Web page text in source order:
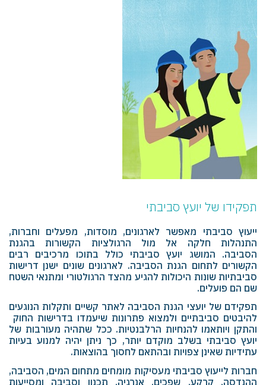
תפקידו של יועץ סביבתי
ייעוץ סביבתי מאפשר לארגונים, מוסדות, מפעלים וחברות,
התנהלות חלקה אל מול הרגולציות הקשורות בהגנת
הסביבה. המושג יועץ סביבתי כולל בתוכו מרכיבים רבים
הקשורים לתחום הגנת הסביבה. לארגונים שונים ישנן דרישות
סביבתיות שונות היכולות להגיע מהצד הרגולטורי ומתנאי השטח
שם הם פועלים.
תפקידם של יועצי הגנת הסביבה לאתר קשיים ותקלות הנוגעים
להיבטים סביבתיים ולמצוא פתרונות שיעמדו בדרישות החוק
והתקן ויותאמו להנחיות הרלבנטיות. ככל שתהיה מעורבות של
יועץ סביבתי בשלב מוקדם יותר, כך ניתן יהיה למנוע בעיות
עתידיות שאינן צפויות ובהתאם לחסוך בהוצאות.
חברות לייעוץ סביבתי מעסיקות מומחים מתחום המים, הסביבה,
ההנדסה, קרקע, שפכים, אנרגיה, תכנון וסביבה ומסייעות